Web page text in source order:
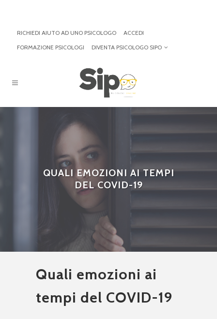
RICHIEDI AIUTO AD UNO PSICOLOGO
ACCEDI
FORMAZIONE PSICOLOGI
DIVENTA PSICOLOGO SIPO
QUALI EMOZIONI AI TEMPI
DEL COVID-19
Quali emozioni ai
tempi del COVID-19